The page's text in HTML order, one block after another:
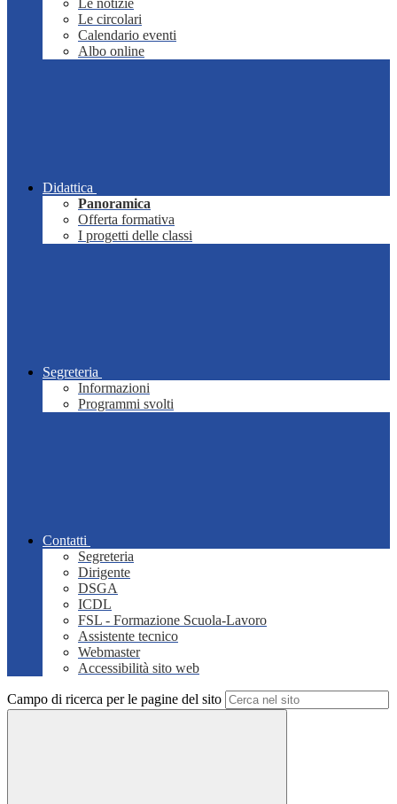
Le notizie
Le circolari
Calendario eventi
Albo online
Didattica
Panoramica
Offerta formativa
I progetti delle classi
Segreteria
Informazioni
Programmi svolti
Contatti
Segreteria
Dirigente
DSGA
ICDL
FSL - Formazione Scuola-Lavoro
Assistente tecnico
Webmaster
Accessibilità sito web
Campo di ricerca per le pagine del sito